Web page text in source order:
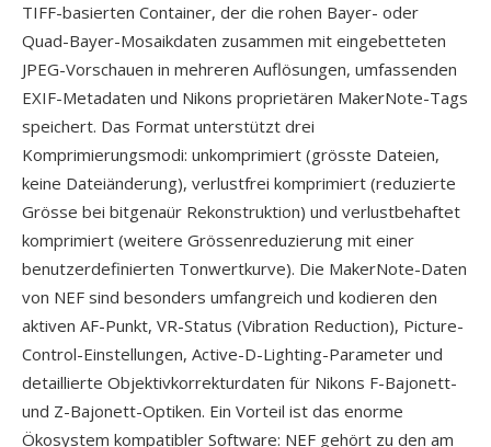
TIFF-basierten Container, der die rohen Bayer- oder
Quad-Bayer-Mosaikdaten zusammen mit eingebetteten
JPEG-Vorschauen in mehreren Auflösungen, umfassenden
EXIF-Metadaten und Nikons proprietären MakerNote-Tags
speichert. Das Format unterstützt drei
Komprimierungsmodi: unkomprimiert (grösste Dateien,
keine Dateiänderung), verlustfrei komprimiert (reduzierte
Grösse bei bitgenaür Rekonstruktion) und verlustbehaftet
komprimiert (weitere Grössenreduzierung mit einer
benutzerdefinierten Tonwertkurve). Die MakerNote-Daten
von NEF sind besonders umfangreich und kodieren den
aktiven AF-Punkt, VR-Status (Vibration Reduction), Picture-
Control-Einstellungen, Active-D-Lighting-Parameter und
detaillierte Objektivkorrekturdaten für Nikons F-Bajonett-
und Z-Bajonett-Optiken. Ein Vorteil ist das enorme
Ökosystem kompatibler Software: NEF gehört zu den am